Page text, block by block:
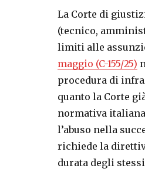
La Corte di
(tecnico,
limiti alle
maggio (C-155/25)
procedura di
quanto la Corte
normativa
l’abuso nella
richiede la
durata degli